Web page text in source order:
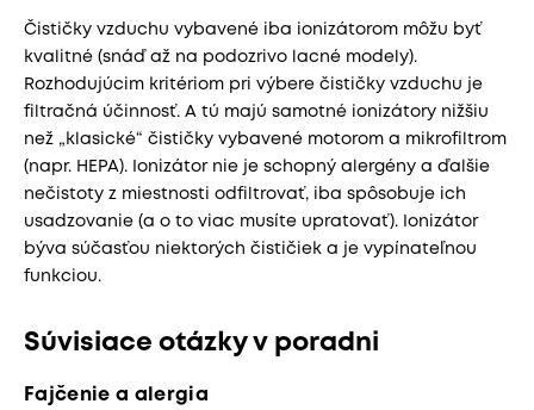
Čističky vzduchu vybavené iba ionizátorom môžu byť
kvalitné (snáď až na podozrivo lacné modely).
Rozhodujúcim kritériom pri výbere čističky vzduchu je
filtračná účinnosť. A tú majú samotné ionizátory nižšiu
než „klasické“ čističky vybavené motorom a mikrofiltrom
(napr. HEPA). Ionizátor nie je schopný alergény a ďalšie
nečistoty z miestnosti odfiltrovať, iba spôsobuje ich
usadzovanie (a o to viac musíte upratovať). Ionizátor
býva súčasťou niektorých čističiek a je vypínateľnou
funkciou.
Súvisiace otázky v poradni
Fajčenie a alergia